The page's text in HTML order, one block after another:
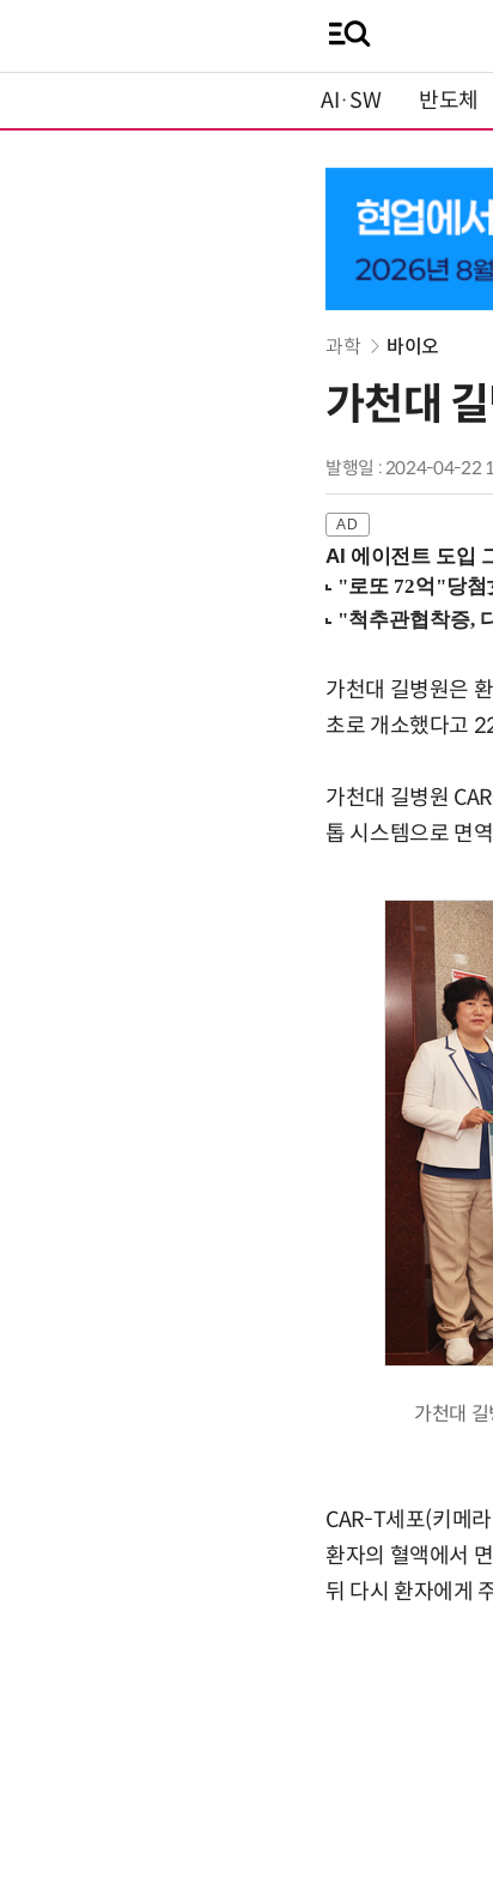
AI·SW 반도체
과학 바이오
가천대
발행일 : 2024-04-22
AI 에이전트 도입
가천대 길병원은
초로 개소했다고
가천대 길병원
톱 시스템으로 면
가천대
CAR-T세포(키메
환자의 혈액에서
뒤 다시 환자에게